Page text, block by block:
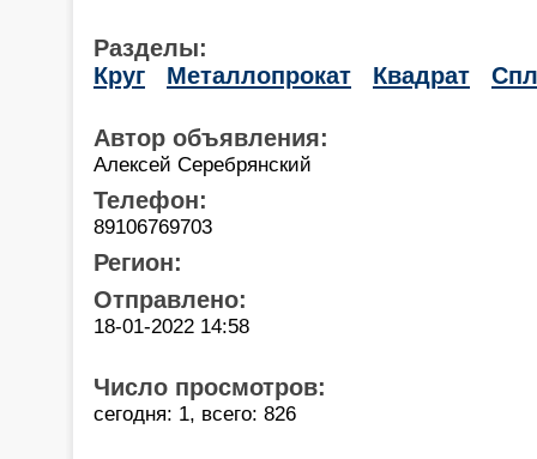
Разделы:
Круг
Металлопрокат Квадрат
Автор объявления:
Алексей Серебрянский
Телефон:
89106769703
Регион:
Отправлено:
18-01-2022 14:58
Число просмотров:
сегодня: 1, всего: 826